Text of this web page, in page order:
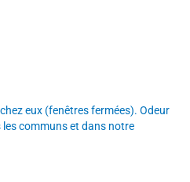
eux (fenêtres fermées). Odeur
communs et dans notre